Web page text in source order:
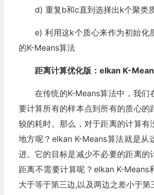
d) 重复b和c直到选择出k个聚类
e) 利用这k个质心来作为初始化
的K-Means算法
距离计算优化版：elkan K-
在传统的K-Means算法中，我们
要计算所有的样本点到所有的质心的
较的耗时。那么，对于距离的计算有
地方呢？elkan K-Means算法就是从
进。它的目标是减少不必要的距离的
距离不需要计算呢？elkan K-Means
大于等于第三边,以及两边之差小于第